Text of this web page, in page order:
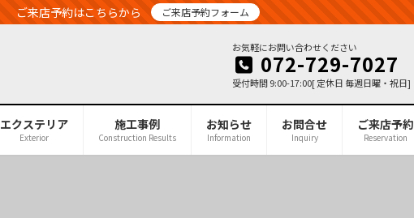
ご来店予約はこちらから ご来店予約フォーム
お気軽にお問い合わせください
072-729-7027
受付時間 9:00-17:00[ 定休日 毎週日曜・祝日]
エクステリア
Exterior
施工事例
Construction Results
お知らせ
Information
お問合せ
Inquiry
ご来店予約
Reservation